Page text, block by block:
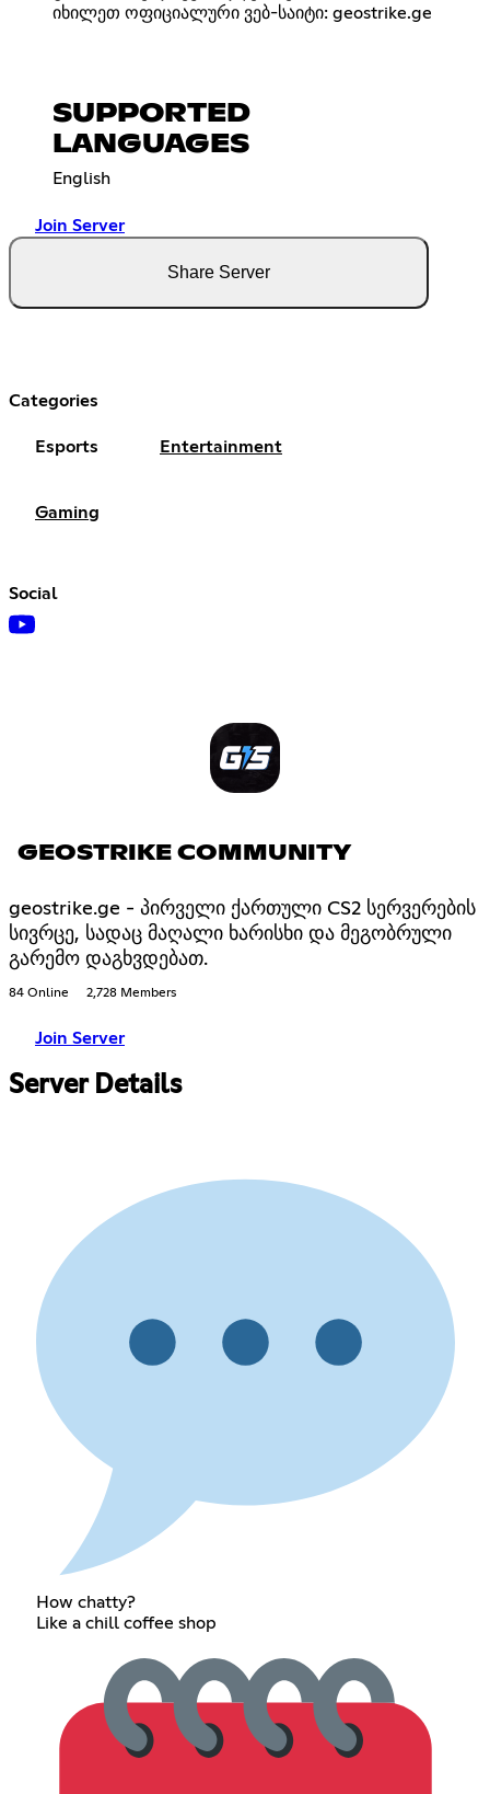
იხილეთ ოფიციალური ვებ-საიტი: geostrike.ge
SUPPORTED
LANGUAGES
English
Join Server
Share Server
Categories
Esports Entertainment
Gaming
Social
GEOSTRIKE COMMUNITY
geostrike.ge - პირველი ქართული CS2 სერვერების
სივრცე, სადაც მაღალი ხარისხი და მეგობრული
გარემო დაგხვდებათ.
84 Online 2,728 Members
Join Server
Server Details
How chatty?
Like a chill coffee shop